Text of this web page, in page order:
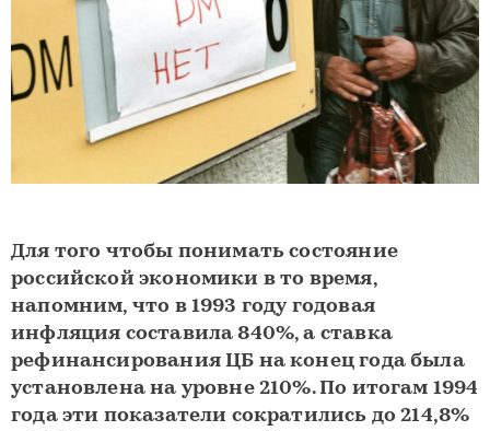
Для того чтобы понимать состояние
российской экономики в то время,
напомним, что в 1993 году годовая
инфляция составила 840%, а ставка
рефинансирования ЦБ на конец года была
установлена на уровне 210%. По итогам 1994
года эти показатели сократились до 214,8%